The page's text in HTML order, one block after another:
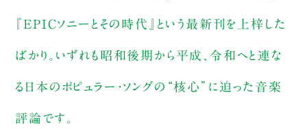
『EPICソニーとその時代』という最新刊を上梓した
ばかり。いずれも昭和後期から平成、令和へと連な
る日本のポピュラー・ソングの“核心”に迫った音楽
評論です。